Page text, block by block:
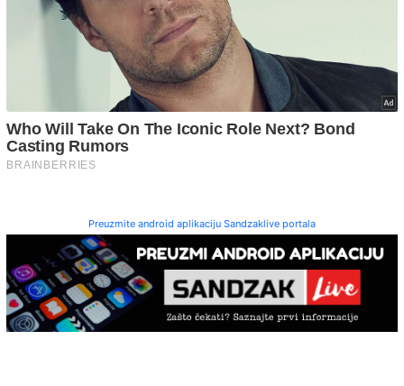
Preuzmite android aplikaciju Sandzaklive portala